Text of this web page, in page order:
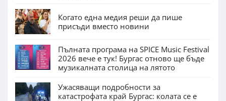
Когато една медия реши да пише
присъди вместо новини
Пълната програма на SPICE Music Festival
2026 вече е тук! Бургас отново ще бъде
музикалната столица на лятото
Ужасяващи подробности за
катастрофата край Бургас: колата се е